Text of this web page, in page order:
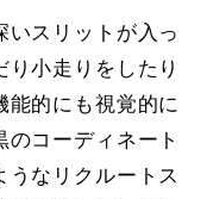
いスリットが入っ
小走りをしたり
能的にも視覚的に
コーディネート
うなリクルートス